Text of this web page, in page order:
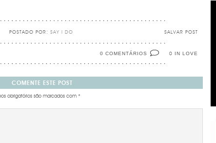
SALVAR POST
POSTADO POR: SAY I DO
0 IN LOVE
0 COMENTÁRIOS
COMENTE ESTE POST
obrigatórios são marcados com *